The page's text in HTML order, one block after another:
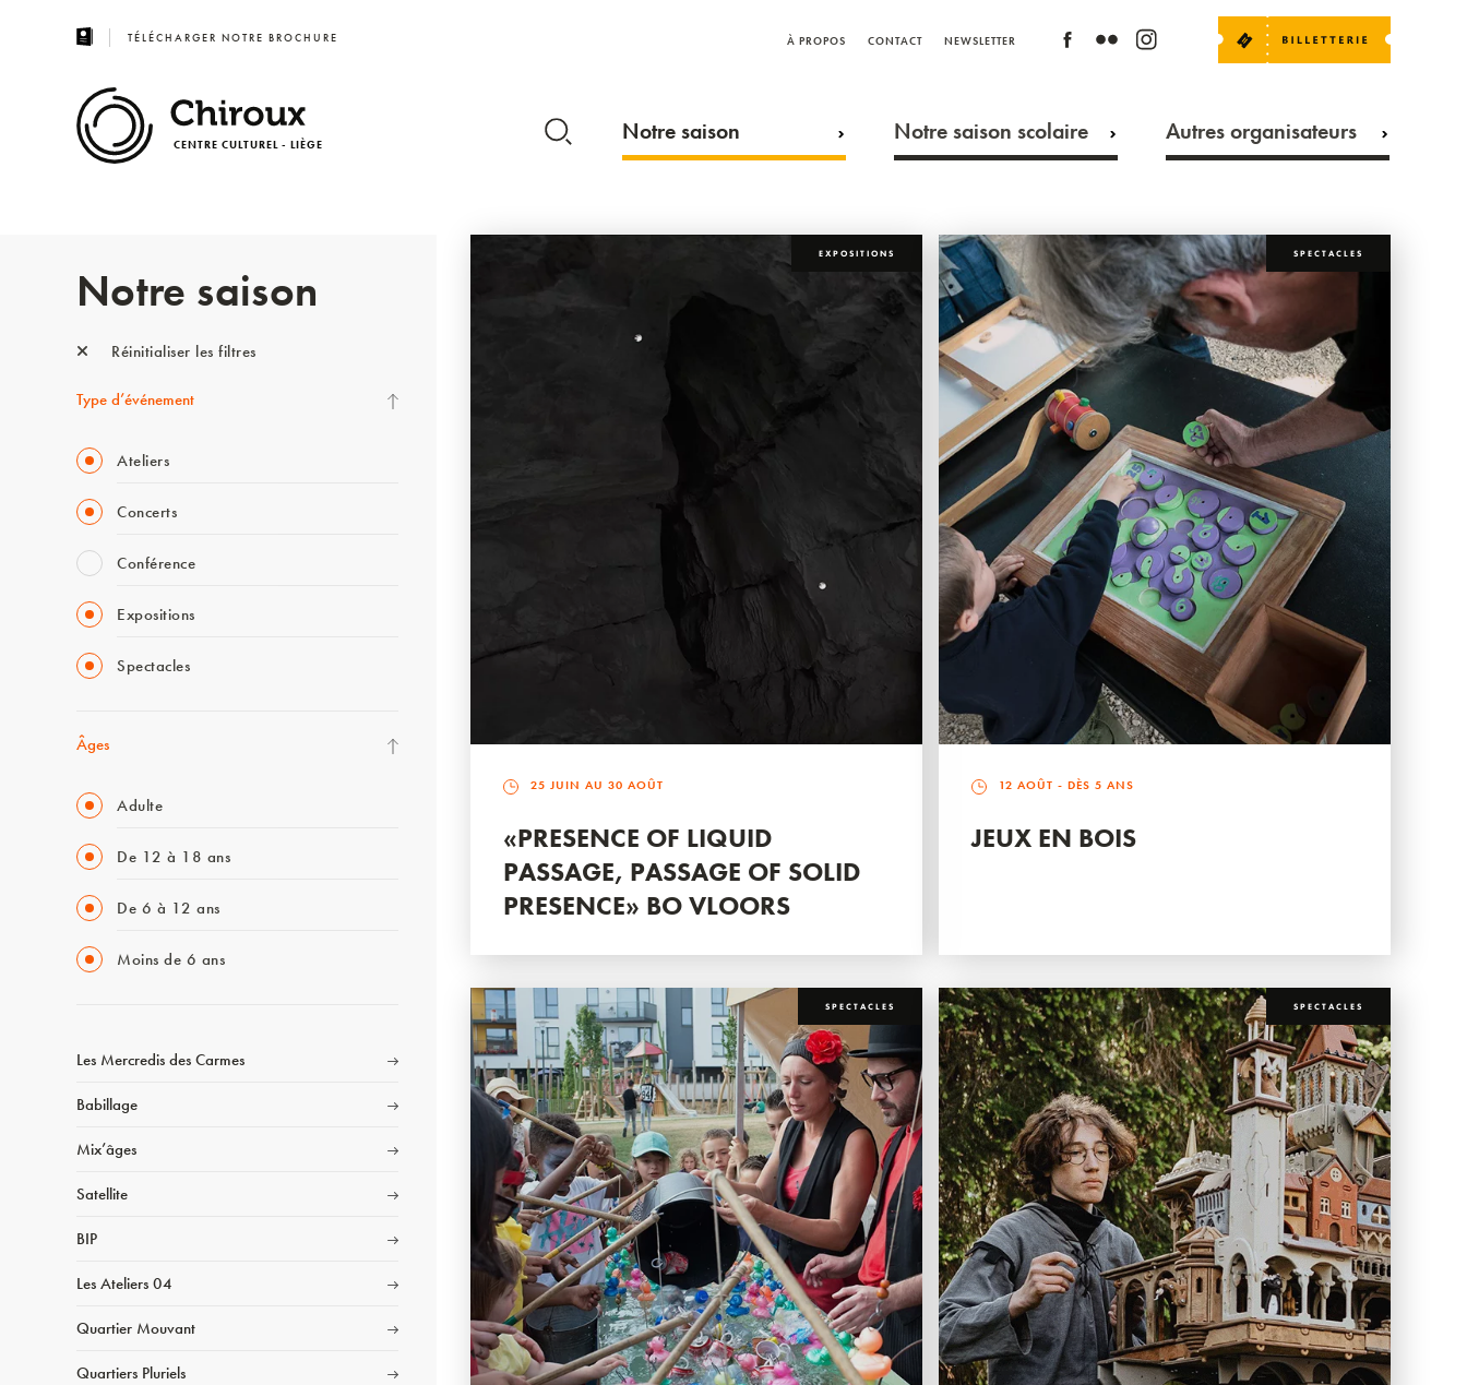
TÉLÉCHARGER NOTRE BROCHURE À PROPOS CONTACT NEWSLETTER
CENTRE CULTUREL - LIÈGE Notre saison Notre saison scolaire Autres organisateurs
Notre saison
Réinitialiser les filtres
Type d’événement
Ateliers
Concerts
Conférence
Expositions
Spectacles
Âges
Adulte
De 12 à 18 ans
De 6 à 12 ans
Moins de 6 ans
Les Mercredis des Carmes
Babillage
Mix’âges
Satellite
BIP
Les Ateliers 04
Quartier Mouvant
Quartiers Pluriels
EXPOSITIONS
25 JUIN AU 30 AOÛT
«PRESENCE OF LIQUID
PASSAGE, PASSAGE OF SOLID
PRESENCE» BO VLOORS
SPECTACLES
12 AOÛT - DÈS 5 ANS
JEUX EN BOIS
SPECTACLES SPECTACLES